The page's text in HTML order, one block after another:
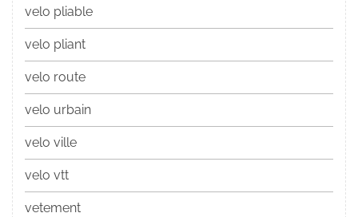
velo pliable
velo pliant
velo route
velo urbain
velo ville
velo vtt
vetement